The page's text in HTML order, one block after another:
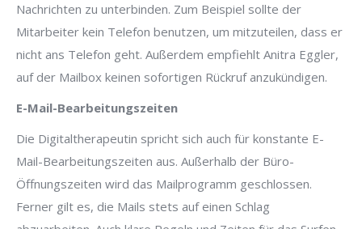
Nachrichten zu unterbinden. Zum Beispiel sollte der
Mitarbeiter kein Telefon benutzen, um mitzuteilen, dass er
nicht ans Telefon geht. Außerdem empfiehlt Anitra Eggler,
auf der Mailbox keinen sofortigen Rückruf anzukündigen.
E-Mail-Bearbeitungszeiten
Die Digitaltherapeutin spricht sich auch für konstante E-
Mail-Bearbeitungszeiten aus. Außerhalb der Büro-
Öffnungszeiten wird das Mailprogramm geschlossen.
Ferner gilt es, die Mails stets auf einen Schlag